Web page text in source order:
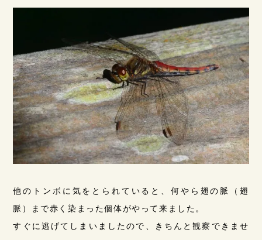
他のトンボに気をとられていると、何やら翅の脈（翅
脈）まで赤く染まった個体がやって来ました。
すぐに逃げてしまいましたので、きちんと観察できませ